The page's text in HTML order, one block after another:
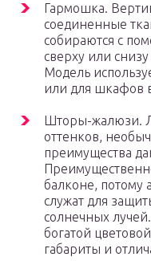
Гармошка.
соединенные
собираются с
сверху или
Модель
или для шкафов
Шторы-жалюзи.
оттенков,
преимущества
балконе, потому
служат для
солнечных
богатой
габариты и